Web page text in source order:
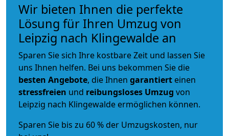
Wir bieten Ihnen die perfekte
Lösung für Ihren Umzug von
Leipzig nach Klingewalde an
Sparen Sie sich Ihre kostbare Zeit und lassen Sie
uns Ihnen helfen. Bei uns bekommen Sie die
besten Angebote, die Ihnen garantiert einen
stressfreien und reibungsloses Umzug von
Leipzig nach Klingewalde ermöglichen können.
Sparen Sie bis zu 60 % der Umzugskosten, nur